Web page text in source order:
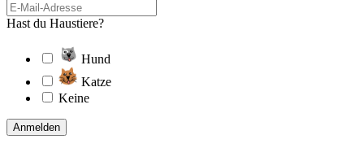
Hast du Haustiere?
Hund
Katze
Keine
Anmelden